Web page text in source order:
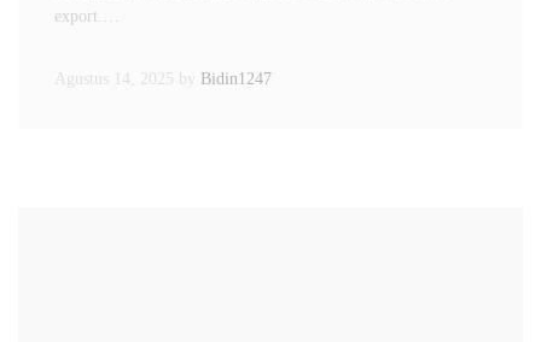
export.…
Agustus 14, 2025 by Bidin1247